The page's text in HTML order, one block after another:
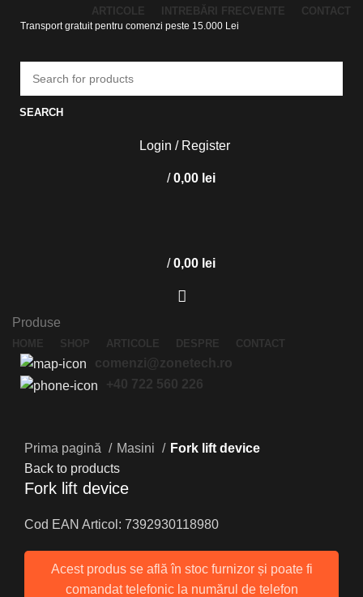
ARTICOLE INTREBĂRI FRECVENTE CONTACT
Transport gratuit pentru comenzi peste 15.000 Lei
SEARCH
Login / Register
/ 0,00 lei
/ 0,00 lei
Produse
HOME SHOP ARTICOLE DESPRE CONTACT
comenzi@zonetech.ro
+40 722 560 226
Prima pagină
Masini
Fork lift device
Back to products
Fork lift device
Cod EAN Articol: 7392930118980
Acest produs se află în stoc furnizor și poate fi
comandat telefonic la numărul de telefon